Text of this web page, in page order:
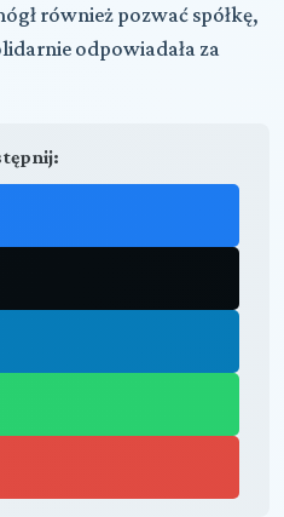
również pozwać spółkę,
odpowiadała za